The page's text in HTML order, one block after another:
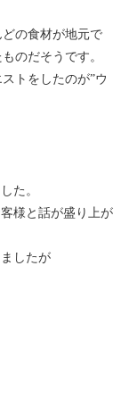
の食材が地元で
のだそうです。
ストをしたのが”ウ
た。
様と話が盛り上が
したが